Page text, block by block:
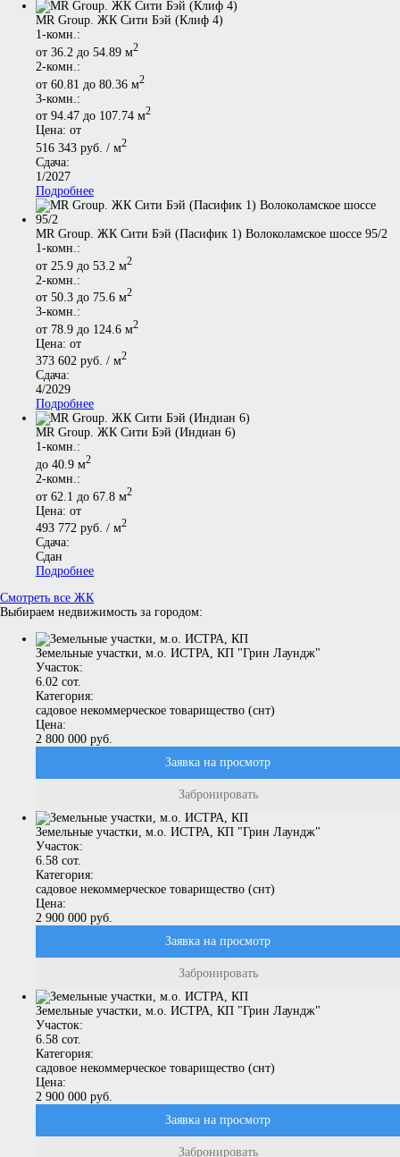
MR Group. ЖК Сити Бэй (Клиф 4)
1-комн.:
от 36.2 до 54.89 м2
2-комн.:
от 60.81 до 80.36 м2
3-комн.:
от 94.47 до 107.74 м2
Цена: от
516 343 руб. / м2
Сдача:
1/2027
Подробнее
MR Group. ЖК Сити Бэй (Пасифик 1) Волоколамское шоссе 95/2
1-комн.:
от 25.9 до 53.2 м2
2-комн.:
от 50.3 до 75.6 м2
3-комн.:
от 78.9 до 124.6 м2
Цена: от
373 602 руб. / м2
Сдача:
4/2029
Подробнее
MR Group. ЖК Сити Бэй (Индиан 6)
1-комн.:
до 40.9 м2
2-комн.:
от 62.1 до 67.8 м2
Цена: от
493 772 руб. / м2
Сдача:
Сдан
Подробнее
Смотреть все ЖК
Выбираем недвижимость за городом:
Земельные участки, м.о. ИСТРА, КП "Грин Лаундж"
Участок:
6.02 сот.
Категория:
садовое некоммерческое товарищество (снт)
Цена:
2 800 000 руб.
Заявка на просмотр
Забронировать
Земельные участки, м.о. ИСТРА, КП "Грин Лаундж"
Участок:
6.58 сот.
Категория:
садовое некоммерческое товарищество (снт)
Цена:
2 900 000 руб.
Заявка на просмотр
Забронировать
Земельные участки, м.о. ИСТРА, КП "Грин Лаундж"
Участок:
6.58 сот.
Категория:
садовое некоммерческое товарищество (снт)
Цена:
2 900 000 руб.
Заявка на просмотр
Забронировать